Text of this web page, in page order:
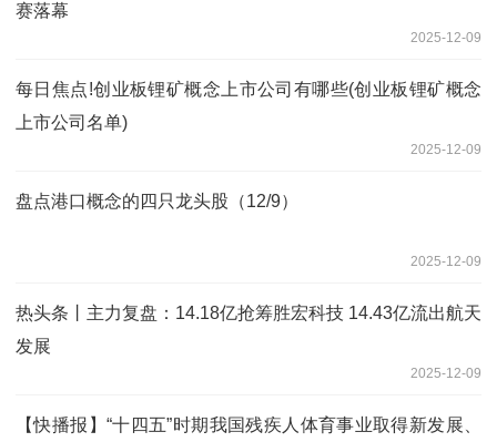
赛落幕
2025-12-09
每日焦点!创业板锂矿概念上市公司有哪些(创业板锂矿概念
上市公司名单)
2025-12-09
盘点港口概念的四只龙头股（12/9）
2025-12-09
热头条丨主力复盘：14.18亿抢筹胜宏科技 14.43亿流出航天
发展
2025-12-09
【快播报】“十四五”时期我国残疾人体育事业取得新发展、